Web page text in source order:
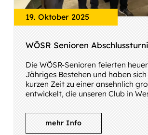
GOLDEN GIRLS & BOYS
EVENTS, AUSFLÜGE
19. Oktober 2025
WÖSR Senioren
Die WÖSR-Senioren feierten
Jähriges Bestehen und haben
kurzen Zeit zu einer ansehnlich
entwickelt, die unseren Club in
mehr Info